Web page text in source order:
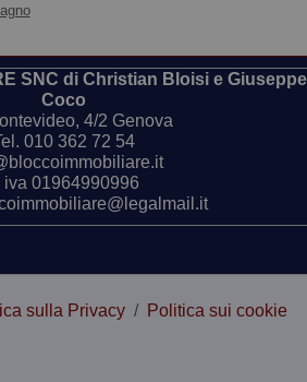
SNC di Christian Bloisi e Giuseppe
Coco
4/2 Genova
010 362 72 54
iva 01964990996
sulla Privacy / Politica sui cookie